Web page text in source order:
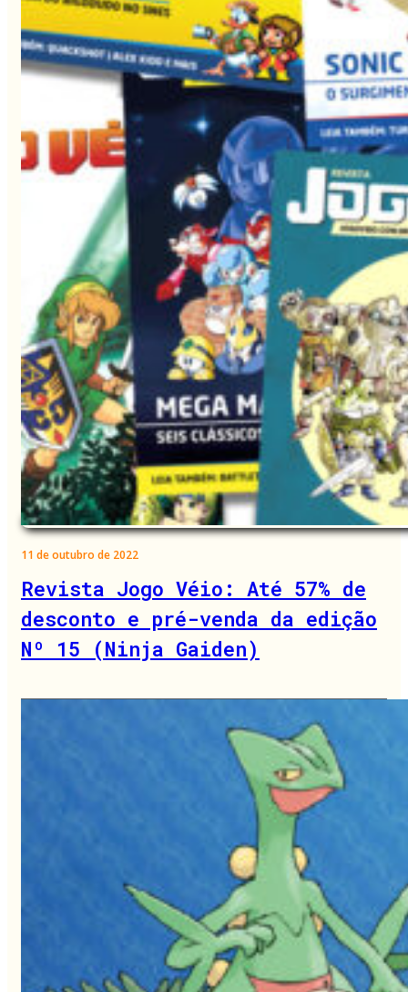
11 de outubro de 2022
Revista Jogo Véio: Até 57% de
desconto e pré-venda da edição
Nº 15 (Ninja Gaiden)